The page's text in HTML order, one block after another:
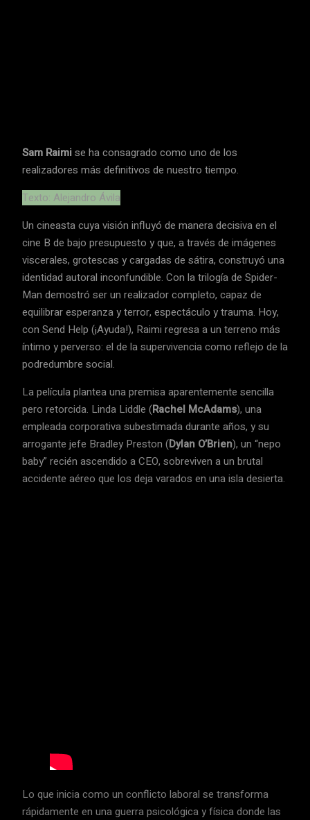
Sam Raimise ha consagrado como uno de los
realizadores más definitivos de nuestro tiempo.
Texto: Alejandro Ávila
Un cineasta cuya visión influyó de manera decisiva en el
cine B de bajo presupuesto y que, a través de imágenes
viscerales, grotescas y cargadas de sátira, construyó una
identidad autoral inconfundible. Con la trilogía de Spider-
Man demostró ser un realizador completo, capaz de
equilibrar esperanza y terror, espectáculo y trauma. Hoy,
con Send Help (¡Ayuda!), Raimi regresa a un terreno más
íntimo y perverso: el de la supervivencia como reflejo de la
podredumbre social.
La película plantea una premisa aparentemente sencilla
pero retorcida. Linda Liddle (Rachel McAdams), una
empleada corporativa subestimada durante años, y su
arrogante jefe Bradley Preston (Dylan O’Brien), un “nepo
baby” recién ascendido a CEO, sobreviven a un brutal
accidente aéreo que los deja varados en una isla desierta.
Lo que inicia como un conflicto laboral se transforma
rápidamente en una guerra psicológica y física donde las